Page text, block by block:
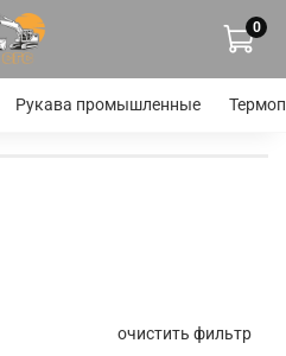
0
Рукава промышленные
очистить фильтр